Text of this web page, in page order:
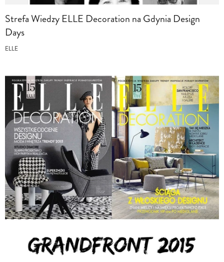
Strefa Wiedzy ELLE Decoration na Gdynia Design
Days
ELLE